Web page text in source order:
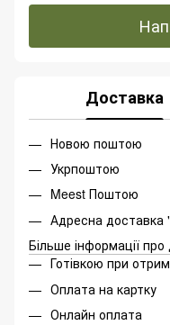
Доставка
Новою поштою
Укрпоштою
Meest Поштою
Адресна
Більше інформації
Готівкою при
Оплата на картку
Онлайн оплата